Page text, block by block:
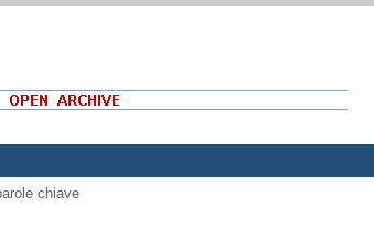
chiave